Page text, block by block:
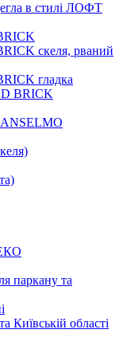
в стилі ЛОФТ
скеля, рваний
гладка
BRICK
паркану та
Київській області